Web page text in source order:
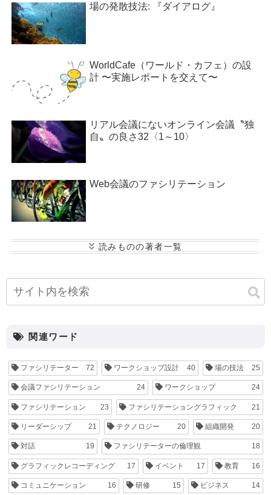
場の発散技法: 『ダイアログ』
WorldCafe（ワールド・カフェ）の設
計 〜実施レポートを交えて〜
リアル会議にないオンライン会議〝独
自〟の良さ32〈1～10〉
Web会議のファシリテーション
介
松本 悠平
関連ワード
ファシリテーター 72 ワークショップ設計 40 場の技法 25
会議ファシリテーション 24 ワークショップ 24
ファシリテーション 23 ファシリテーショングラフィック 21
リーダーシップ 21 テクノロジー 20 組織開発 20
対話 19 ファシリテーターの倫理観 18
グラフィックレコーディング 17 イベント 17 教育 16
コミュニケーション 16 研修 15 ビジネス 14